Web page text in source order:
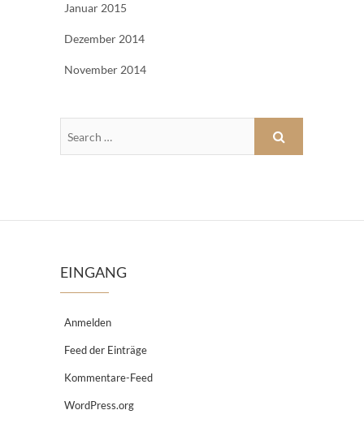
Januar 2015
Dezember 2014
November 2014
EINGANG
Anmelden
Feed der Einträge
Kommentare-Feed
WordPress.org